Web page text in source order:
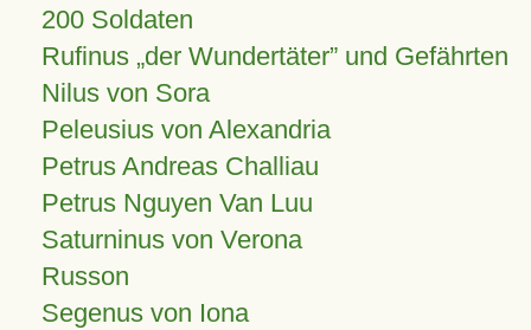
200 Soldaten
Rufinus „der Wundertäter” und Gefährten
Nilus von Sora
Peleusius von Alexandria
Petrus Andreas Challiau
Petrus Nguyen Van Luu
Saturninus von Verona
Russon
Segenus von Iona